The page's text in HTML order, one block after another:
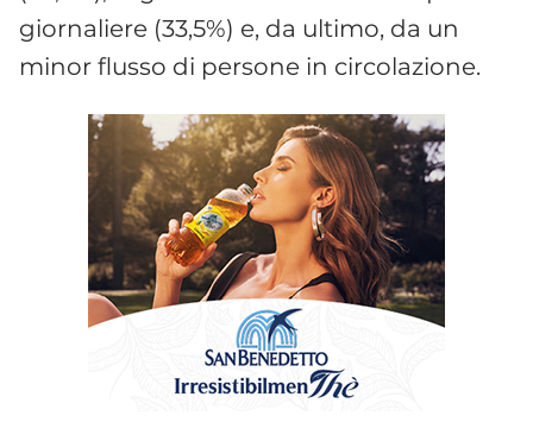
giornaliere (33,5%) e, da ultimo, da un
minor flusso di persone in circolazione.